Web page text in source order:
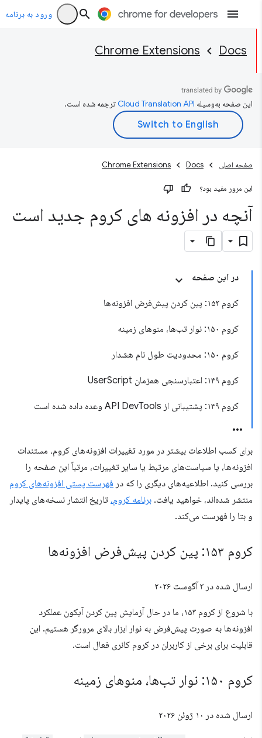
ورود به برنامه
Docs
Chrome Extensions
این صفحه به‌وسیله ترجمه شده است.
صفحه اصلی Docs
Chrome Extensions
این مرور مفید بود؟
آنچه در افزونه های کروم جدید است
در این صفحه
کروم ۱۵۳: پین کردن پیش‌فرض افزونه‌ها
کروم ۱۵۰: نوار تب‌ها، منوهای زمینه
کروم ۱۵۰: محدودیت طول نام هشدار
کروم ۱۴۹: اعتبارسنجی همزمان UserScript
کروم ۱۴۹: پشتیبانی از API DevTools وعده داده شده است
برای کسب اطلاعات بیشتر در مورد تغییرات افزونه‌های کروم، مستندات
افزونه‌ها، یا سیاست‌های مرتبط یا سایر تغییرات، مرتباً این صفحه را
بررسی کنید. اطلاعیه‌های دیگری را که در فهرست پستی افزونه‌های کروم
منتشر شده‌اند، خواهید یافت. برنامه کروم،تاریخ انتشار نسخه‌های پایدار
و بتا را فهرست می‌کند.
کروم ۱۵۳: پین کردن پیش‌فرض افزونه‌ها
ارسال شده در۳ آگوست ۲۰۲۶
با شروع از کروم ۱۵۳، ما در حال آزمایش پین کردن آیکون عملکرد
افزونه‌ها به صورت پیش‌فرض به نوار ابزار بالای مرورگر هستیم. این
قابلیت برای برخی از کاربران در کروم کانری فعال است.
کروم ۱۵۰: نوار تب‌ها، منوهای زمینه
ارسال شده در۱۰ ژوئن ۲۰۲۶